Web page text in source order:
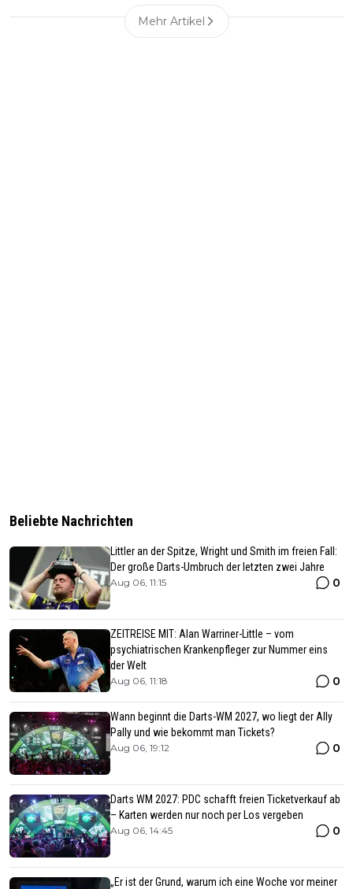
Mehr Artikel
Beliebte Nachrichten
Littler an der Spitze, Wright und Smith im freien Fall:
Der große Darts-Umbruch der letzten zwei Jahre
Aug 06, 11:15 0
ZEITREISE MIT: Alan Warriner-Little – vom
psychiatrischen Krankenpfleger zur Nummer eins
der Welt
Aug 06, 11:18 0
Wann beginnt die Darts-WM 2027, wo liegt der Ally
Pally und wie bekommt man Tickets?
Aug 06, 19:12 0
Darts WM 2027: PDC schafft freien Ticketverkauf ab
– Karten werden nur noch per Los vergeben
Aug 06, 14:45 0
„Er ist der Grund, warum ich eine Woche vor meiner